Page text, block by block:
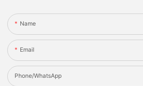
Name
Email
Phone/whatsApp